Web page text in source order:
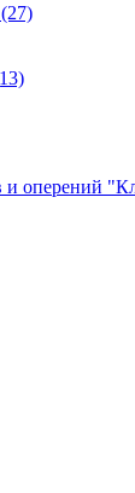
и оперений